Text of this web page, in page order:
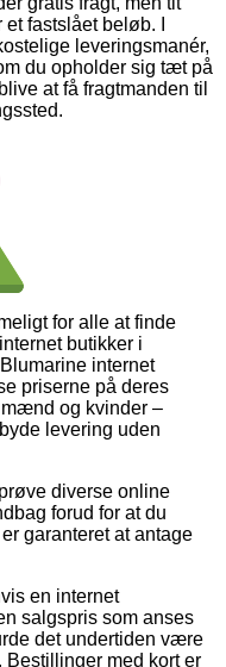
fastslået beløb. I
leveringsmanér,
du opholder sig tæt på
at få fragtmanden til
for alle at finde
butikker i
internet
priserne på deres
og kvinder –
levering uden
diverse online
forud for at du
garanteret at antage
en internet
salgspris som anses
det undertiden være
med kort er